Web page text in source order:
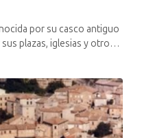
por su casco antiguo
plazas, iglesias y otros